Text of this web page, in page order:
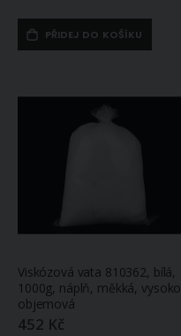
PŘIDEJ DO KOŠÍKU
Viskózová vata 810362, bílá,
1000g, náplň, měkká, vysoko
objemová
452 Kč